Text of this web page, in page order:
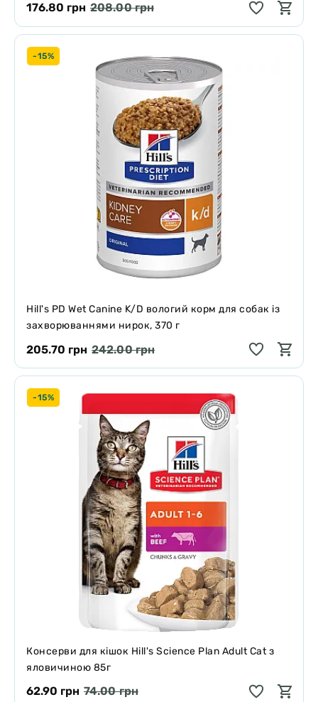
176.80 грн 208.00 грн
-15%
Hill's PD Wet Canine K/D вологий корм для собак із
захворюваннями нирок, 370 г
205.70 грн 242.00 грн
-15%
Консерви для кішок Hill's Science Plan Adult Cat з
яловичиною 85г
62.90 грн 74.00 грн